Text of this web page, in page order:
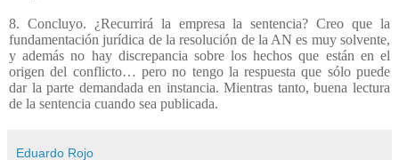
8. Concluyo. ¿Recurrirá la empresa la sentencia? Creo que la
fundamentación jurídica de la resolución de la AN es muy solvente,
y además no hay discrepancia sobre los hechos que están en el
origen del conflicto… pero no tengo la respuesta que sólo puede
dar la parte demandada en instancia. Mientras tanto, buena lectura
de la sentencia cuando sea publicada.
Eduardo Rojo